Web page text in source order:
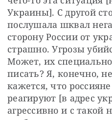
Украины]. С другой
послушала шквал
сторону России от
страшно. Угрозы
Может, их
писать? Я, конечно,
кажется, что
реагируют [в адрес
агрессивно и с такой